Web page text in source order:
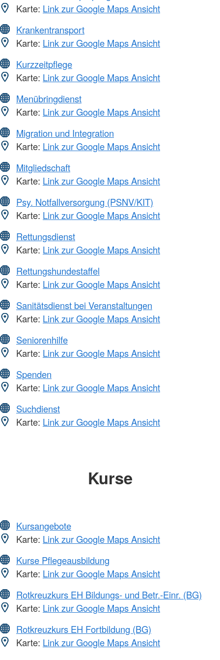
Karte: Link zur Google Maps Ansicht
Krankentransport
Karte: Link zur Google Maps Ansicht
Kurzzeitpflege
Karte: Link zur Google Maps Ansicht
Menübringdienst
Karte: Link zur Google Maps Ansicht
Migration und Integration
Karte: Link zur Google Maps Ansicht
Mitgliedschaft
Karte: Link zur Google Maps Ansicht
Psy. Notfallversorgung (PSNV/KIT)
Karte: Link zur Google Maps Ansicht
Rettungsdienst
Karte: Link zur Google Maps Ansicht
Rettungshundestaffel
Karte: Link zur Google Maps Ansicht
Sanitätsdienst bei Veranstaltungen
Karte: Link zur Google Maps Ansicht
Seniorenhilfe
Karte: Link zur Google Maps Ansicht
Spenden
Karte: Link zur Google Maps Ansicht
Suchdienst
Karte: Link zur Google Maps Ansicht
Kurse
Kursangebote
Karte: Link zur Google Maps Ansicht
Kurse Pflegeausbildung
Karte: Link zur Google Maps Ansicht
Rotkreuzkurs EH Bildungs- und Betr.-Einr. (BG)
Karte: Link zur Google Maps Ansicht
Rotkreuzkurs EH Fortbildung (BG)
Karte: Link zur Google Maps Ansicht